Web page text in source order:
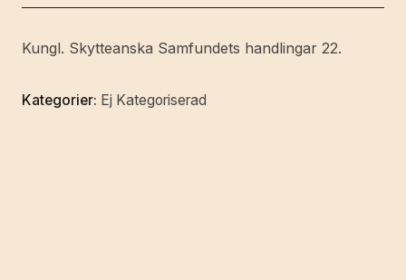
skattelängder
mitten
1500-
Kungl. Skytteanska Samfundets handlingar 22.
Kategorier: Ej Kategoriserad